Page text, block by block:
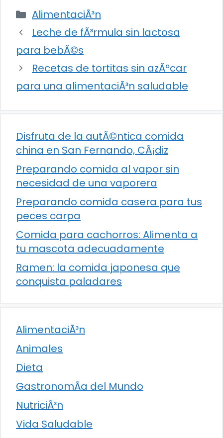
Categorías
AlimentaciÃ³n
Leche de fÃ³rmula sin lactosa
para bebÃ©s
Recetas de tortitas sin azÃºcar
para una alimentaciÃ³n saludable
Disfruta de la autÃ©ntica comida
china en San Fernando, CÃ¡diz
Preparando comida al vapor sin
necesidad de una vaporera
Preparando comida casera para tus
peces carpa
Comida para cachorros: Alimenta a
tu mascota adecuadamente
Ramen: la comida japonesa que
conquista paladares
AlimentaciÃ³n
Animales
Dieta
GastronomÃ­a del Mundo
NutriciÃ³n
Vida Saludable